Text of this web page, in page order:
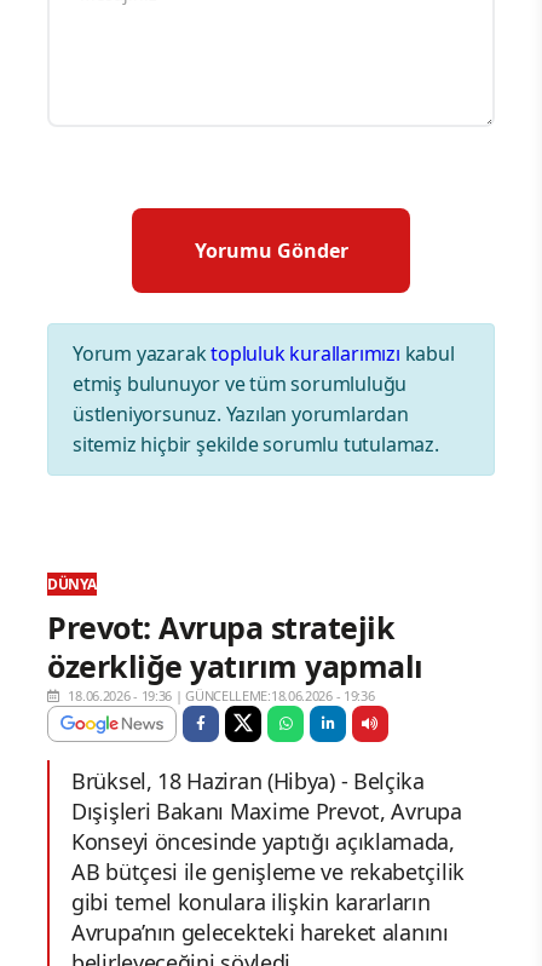
Yorum yazaraktopluluk kurallarımızı kabul
etmiş bulunuyor ve tüm sorumluluğu
üstleniyorsunuz. Yazılan yorumlardan
sitemiz hiçbir şekilde sorumlu tutulamaz.
DÜNYA
Prevot: Avrupa stratejik
özerkliğe yatırım yapmalı
18.06.2026 - 19:36 |GÜNCELLEME:18.06.2026 - 19:36
Brüksel, 18 Haziran (Hibya) - Belçika
Dışişleri Bakanı Maxime Prevot, Avrupa
Konseyi öncesinde yaptığı açıklamada,
AB bütçesi ile genişleme ve rekabetçilik
gibi temel konulara ilişkin kararların
Avrupa’nın gelecekteki hareket alanını